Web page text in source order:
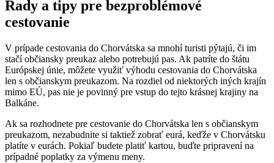
Rady a tipy pre bezproblémové
cestovanie
V prípade cestovania do Chorvátska sa mnohí turisti pýtajú, či im
stačí občiansky preukaz alebo potrebujú pas. Ak patríte do štátu
Európskej únie, môžete využiť výhodu cestovania do Chorvátska
len s občianskym preukazom. Na rozdiel od niektorých iných krajín
mimo EÚ, pas nie je povinný pre vstup do tejto krásnej krajiny na
Balkáne.
Ak sa rozhodnete pre cestovanie do Chorvátska len s občianskym
preukazom, nezabudnite si taktiež zobrať eurá, keďže v Chorvátsku
platíte v eurách. Pokiaľ budete platiť kartou, buďte pripravení na
prípadné poplatky za výmenu meny.